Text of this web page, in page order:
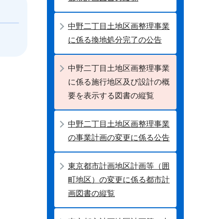
中野二丁目土地区画整理事業
に係る換地処分完了の公告
中野二丁目土地区画整理事業
に係る施行地区及び設計の概
要を表示する図書の縦覧
中野二丁目土地区画整理事業
の事業計画の変更に係る公告
東京都市計画地区計画等（囲
町地区）の変更に係る都市計
画図書の縦覧